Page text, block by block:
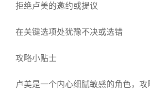
拒绝卢美的邀约或提议
在关键选项处犹豫不决或选错
攻略小贴士
卢美是一个内心细腻敏感的角色，